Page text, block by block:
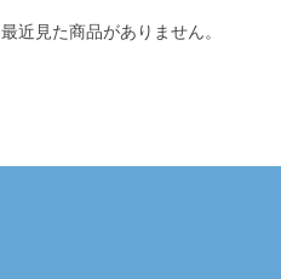
最近見た商品がありません。